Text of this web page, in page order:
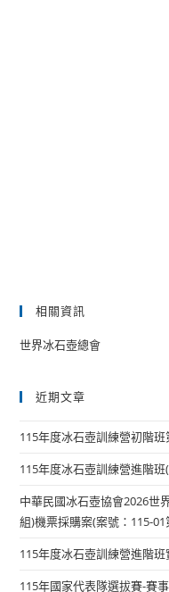
相關資訊
世界冰石壺總會
近期文章
115年度冰石壺訓練營初階
115年度冰石壺訓練營進階
中華民國冰石壺協會2026世
組)機票採購案(案號：115-
115年度冰石壺訓練營進階
115年國家代表隊選拔賽-賽